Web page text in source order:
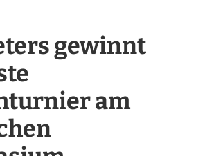
gewinnt
am